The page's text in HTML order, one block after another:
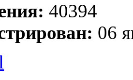
40394
06